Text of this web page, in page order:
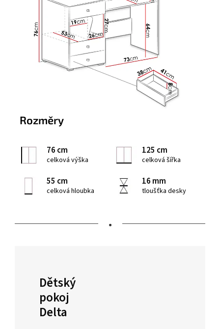
Rozměry
76 cm
celková výška
125 cm
celková šířka
55 cm
celková hloubka
16 mm
tloušťka desky
•
Dětský
pokoj
Delta